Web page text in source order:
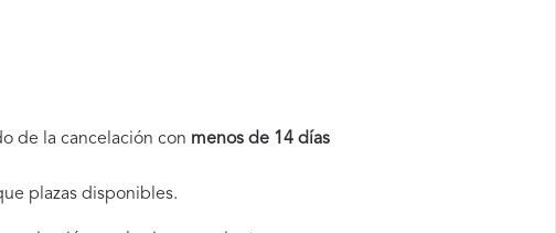
de la cancelación con menos de 14 días
plazas disponibles.